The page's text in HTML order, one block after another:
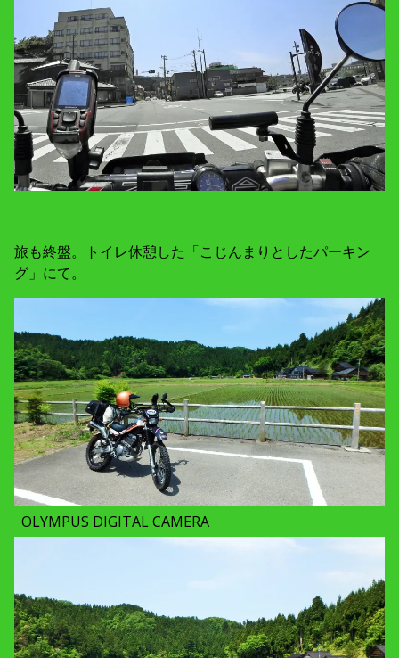
旅も終盤。トイレ休憩した「こじんまりとしたパーキン
グ」にて。
OLYMPUS DIGITAL CAMERA